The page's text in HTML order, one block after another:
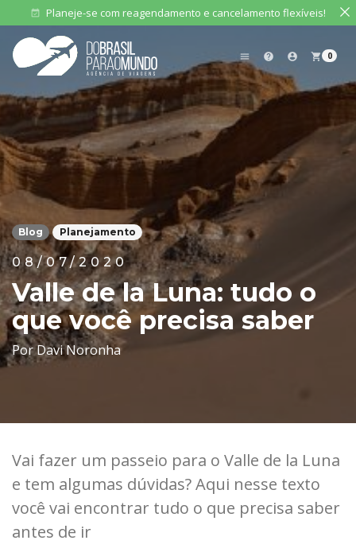
event_available Planeje-se com reagendamento e cancelamento flexíveis!
menu help account_circle shopping_cart 0
Blog Planejamento
08/07/2020
Valle de la Luna: tudo o
que você precisa saber
Por Davi Noronha
Vai fazer um passeio para o Valle de la Luna
e tem algumas dúvidas? Aqui nesse texto
você vai encontrar tudo o que precisa saber
antes de ir